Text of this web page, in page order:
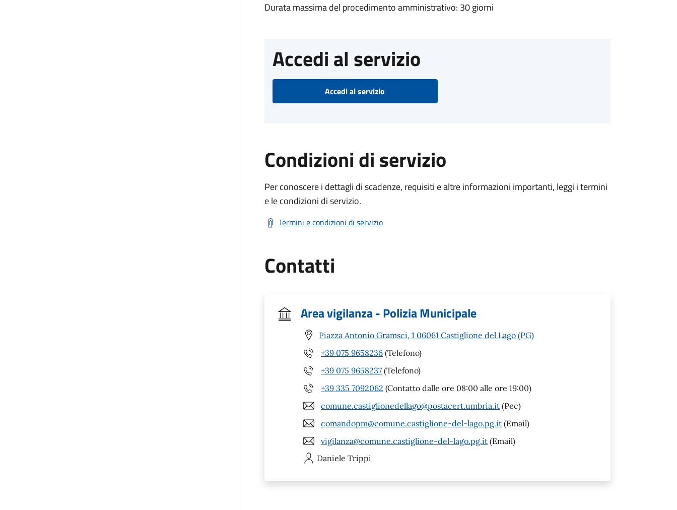
Durata massima del procedimento amministrativo: 30 giorni
Accedi al servizio
Accedi al servizio
Condizioni di servizio
Per conoscere i dettagli di scadenze, requisiti e altre informazioni importanti, leggi i termini
e le condizioni di servizio.
Termini e condizioni di servizio
Contatti
Area vigilanza - Polizia Municipale
Piazza Antonio Gramsci, 1 06061 Castiglione del Lago (PG)
+39 075 9658236 (Telefono)
+39 075 9658237 (Telefono)
+39 335 7092062 (Contatto dalle ore 08:00 alle ore 19:00)
comune.castiglionedellago@postacert.umbria.it (Pec)
comandopm@comune.castiglione-del-lago.pg.it (Email)
vigilanza@comune.castiglione-del-lago.pg.it (Email)
Daniele Trippi